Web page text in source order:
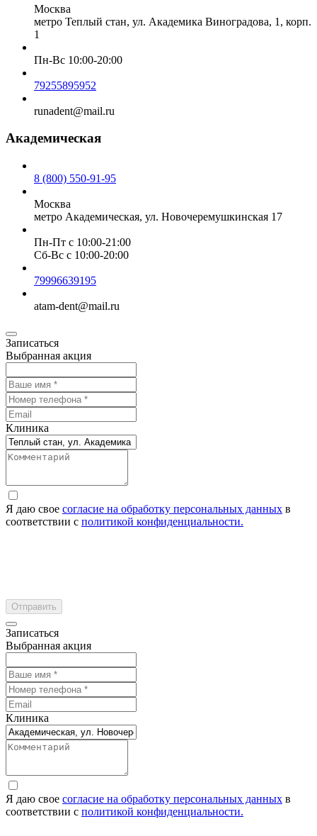
Москва
метро Теплый стан, ул. Академика Виноградова, 1, корп.
1
Пн-Вс 10:00-20:00
79255895952
runadent@mail.ru
Академическая
8 (800) 550-91-95
Москва
метро Академическая, ул. Новочеремушкинская 17
Пн-Пт с 10:00-21:00
Сб-Вc с 10:00-20:00
79996639195
atam-dent@mail.ru
Записаться
Выбранная акция
Клиника
Я даю свое согласие на обработку персональных данных в
соответствии с политикой конфиденциальности.
Отправить
Записаться
Выбранная акция
Клиника
Я даю свое согласие на обработку персональных данных в
соответствии с политикой конфиденциальности.